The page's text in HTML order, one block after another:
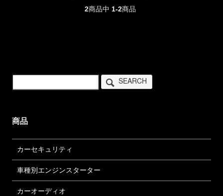
2商品中 1-2商品
SEARCH
商品
カーセキュリティ
車種別エンジンスターター
カーオーディオ